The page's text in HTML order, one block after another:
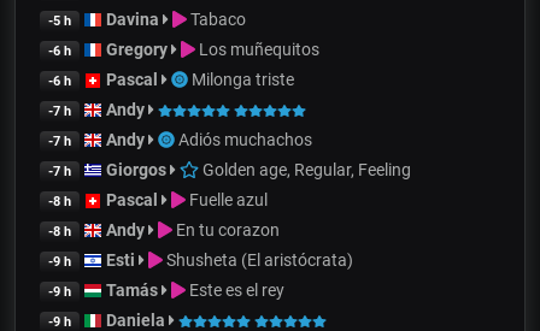
-5 h Davina Tabaco
-6 h Gregory Los muñequitos
-6 h Pascal Milonga triste
-7 h Andy
-7 h Andy Adiós muchachos
-7 h Giorgos Golden age, Regular, Feeling
-8 h Pascal Fuelle azul
-8 h Andy En tu corazon
-9 h Esti Shusheta (El aristócrata)
-9 h Tamás Este es el rey
-9 h Daniela